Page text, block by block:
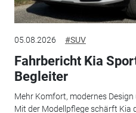
05.08.2026 #SUV
Fahrbericht Kia
Begleiter
Mehr Komfort, modernes
Mit der Modellpflege schärft Kia